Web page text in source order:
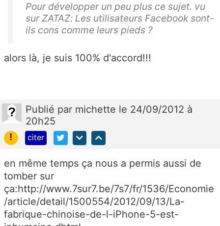
Pour développer un peu plus ce sujet. vu
sur ZATAZ: Les utilisateurs Facebook sont-
ils cons comme leurs pieds ?
alors là, je suis 100% d'accord!!!
Publié par michette le 24/09/2012 à
20h25
!
citer
en même temps ça nous a permis aussi de
tomber sur
ça:http://www.7sur7.be/7s7/fr/1536/Economie
/article/detail/1500554/2012/09/13/La-
fabrique-chinoise-de-l-iPhone-5-est-